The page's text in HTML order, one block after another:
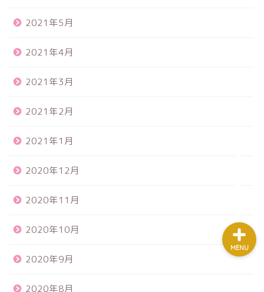
2021年5月
2021年4月
2021年3月
2021年2月
2021年1月
2020年12月
2020年11月
2020年10月
2020年9月
2020年8月
MENU